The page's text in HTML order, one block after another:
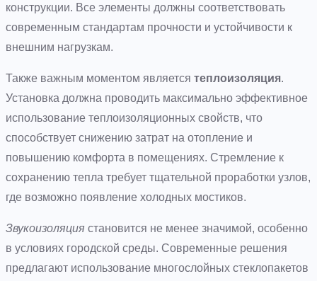
конструкции. Все элементы должны соответствовать
современным стандартам прочности и устойчивости к
внешним нагрузкам.
Также важным моментом является теплоизоляция.
Установка должна проводить максимально эффективное
использование теплоизоляционных свойств, что
способствует снижению затрат на отопление и
повышению комфорта в помещениях. Стремление к
сохранению тепла требует тщательной проработки узлов,
где возможно появление холодных мостиков.
Звукоизоляция становится не менее значимой, особенно
в условиях городской среды. Современные решения
предлагают использование многослойных стеклопакетов